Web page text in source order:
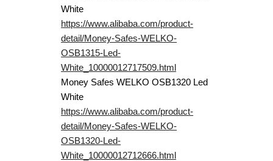
White
https://www.alibaba.com/product-
detail/Money-Safes-WELKO-
OSB1315-Led-
White_10000012717509.html
Money Safes WELKO OSB1320 Led
White
https://www.alibaba.com/product-
detail/Money-Safes-WELKO-
OSB1320-Led-
White_10000012712666.html